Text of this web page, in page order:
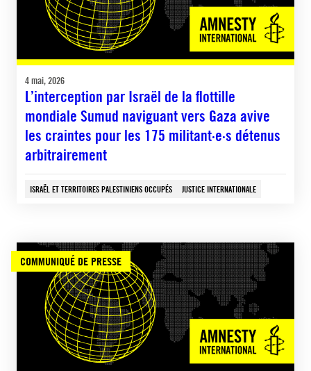
4 mai, 2026
L’interception par Israël de la flottille
mondiale Sumud naviguant vers Gaza avive
les craintes pour les 175 militant·e·s détenus
arbitrairement
ISRAËL ET TERRITOIRES PALESTINIENS OCCUPÉS JUSTICE INTERNATIONALE
COMMUNIQUÉ DE PRESSE